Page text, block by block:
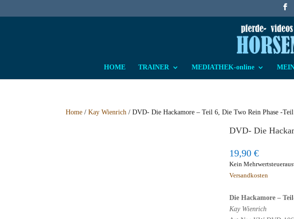
HOME TRAINER MEDIATHEK-online
Home /Kay Wienrich / DVD- Die Hackamore – Teil 6, Die Two Rein Phase -
DVD- Die
19,90€
Kein
Versandkosten
Die Hackamore –
Kay Wienrich